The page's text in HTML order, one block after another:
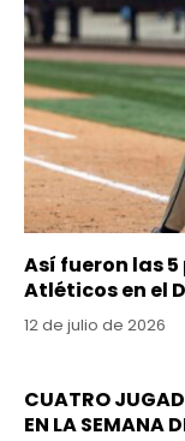
Así fueron las
Atléticos en el
12 de julio de 2026
CUATRO
EN LA SEMANA